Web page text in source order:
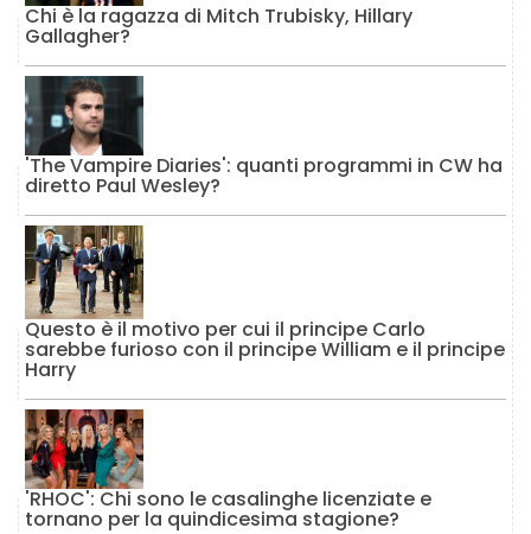
Chi è la ragazza di Mitch Trubisky, Hillary
Gallagher?
'The Vampire Diaries': quanti programmi in CW ha
diretto Paul Wesley?
Questo è il motivo per cui il principe Carlo
sarebbe furioso con il principe William e il principe
Harry
'RHOC': Chi sono le casalinghe licenziate e
tornano per la quindicesima stagione?